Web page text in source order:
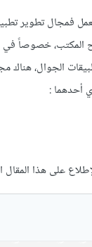
الجوال،
أحدهما :
على هذا